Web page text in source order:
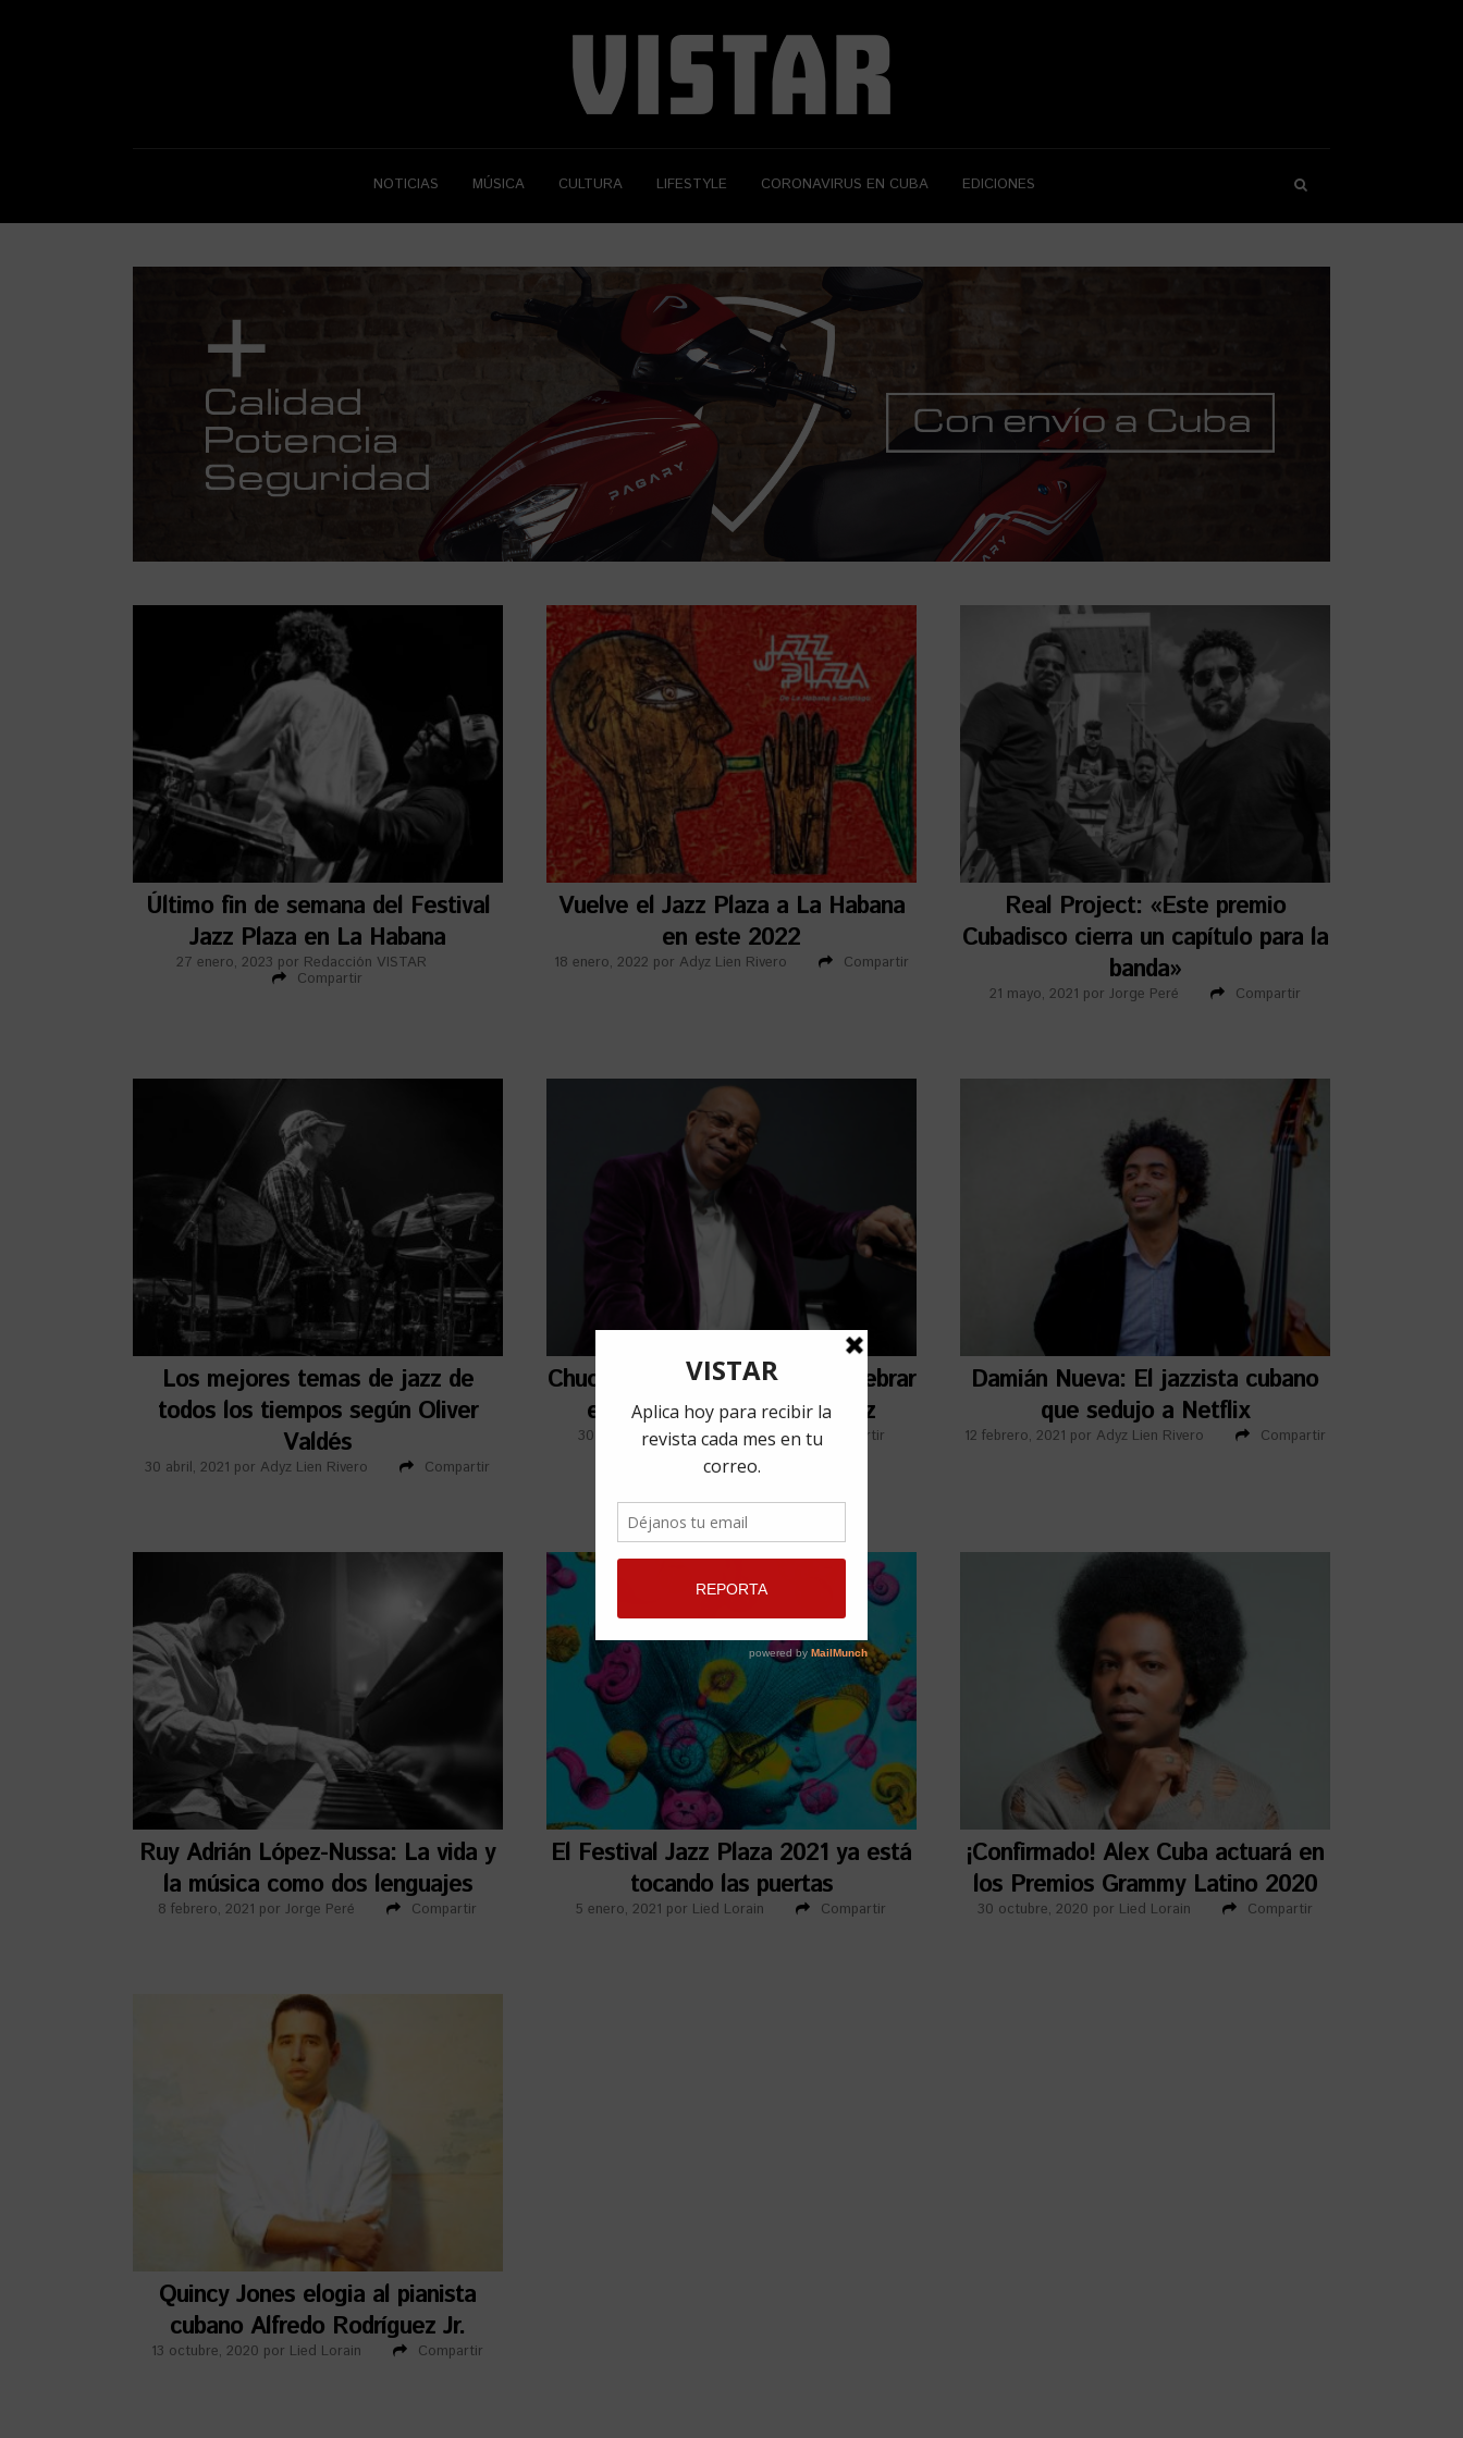
NOTICIAS MÚSICA CULTURA LIFESTYLE CORONAVIRUS EN CUBA EDICIONES
Último fin de semana del Festival
Jazz Plaza en La Habana
27 enero, 2023 por Redacción VISTAR
Compartir
Vuelve el Jazz Plaza a La Habana
en este 2022
18 enero, 2022 por Adyz Lien Rivero Compartir
Real Project: «Este premio
Cubadisco cierra un capítulo para la
banda»
21 mayo, 2021 por Jorge Peré Compartir
Los mejores temas de jazz de
todos los tiempos según Oliver
Valdés
30 abril, 2021 por Adyz Lien Rivero Compartir
Chucho Valdés nos invita a celebrar
el Día Internacional del Jazz
30 abril, 2021 porJorge Peré Compartir
Damián Nueva: El jazzista cubano
que sedujo a Netflix
12 febrero, 2021 por Adyz Lien Rivero Compartir
Ruy Adrián López-Nussa: La vida y
la música como dos lenguajes
8 febrero, 2021 porJorge Peré Compartir
El Festival Jazz Plaza 2021 ya está
tocando las puertas
5 enero, 2021 por Lied Lorain Compartir
¡Confirmado! Alex Cuba actuará en
los Premios Grammy Latino 2020
30 octubre, 2020 por Lied Lorain Compartir
Quincy Jones elogia al pianista
cubano Alfredo Rodríguez Jr.
13 octubre, 2020 por Lied Lorain Compartir